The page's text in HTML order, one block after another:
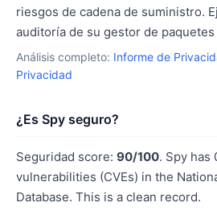
riesgos de cadena de suministro.
auditoría de su gestor de
Análisis completo: Informe de
Privacidad
¿Es Spy seguro?
Seguridad score: 90/100. Spy has
vulnerabilities (CVEs) in the
Database. This is a clean record.